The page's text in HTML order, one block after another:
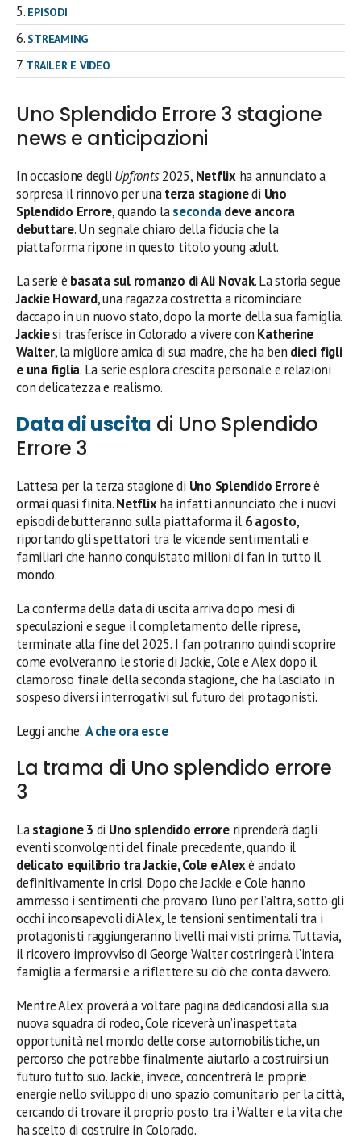
EPISODI
STREAMING
TRAILER E VIDEO
Uno Splendido Errore 3 stagione
news e anticipazioni
In occasione degli Upfronts2025, Netflixha annunciato a
sorpresa il rinnovo per unaterza stagionedi Uno
Splendido Errore, quando lasecondadeve ancora
debuttare. Un segnale chiaro della fiducia che la
piattaforma ripone in questo titolo young adult.
La serie è basata sul romanzo di Ali Novak. La storia segue
Jackie Howard, una ragazza costretta a ricominciare
daccapo in un nuovo stato, dopo la morte della sua famiglia.
Jackiesi trasferisce in Colorado a vivere con Katherine
Walter, la migliore amica di sua madre, che ha ben dieci figli
e una figlia. La serie esplora crescita personale e relazioni
con delicatezza e realismo.
Data di uscita di Uno Splendido
Errore 3
L’attesa per la terza stagione di Uno Splendido Erroreè
ormai quasi finita.Netflixha infatti annunciato che i nuovi
episodi debutteranno sulla piattaforma il 6 agosto,
riportando gli spettatori tra le vicende sentimentali e
familiari che hanno conquistato milioni di fan in tutto il
mondo.
La conferma della data di uscita arriva dopo mesi di
speculazioni e segue il completamento delle riprese,
terminate alla fine del 2025. I fan potranno quindi scoprire
come evolveranno le storie di Jackie, Cole e Alex dopo il
clamoroso finale della seconda stagione, che ha lasciato in
sospeso diversi interrogativi sul futuro dei protagonisti.
Leggi anche: A che ora esce
La trama di Uno splendido errore
3
Lastagione 3 di Uno splendido erroreriprenderà dagli
eventi sconvolgenti del finale precedente, quando il
delicato equilibrio tra Jackie, Cole e Alexè andato
definitivamente in crisi. Dopo che Jackie e Cole hanno
ammesso i sentimenti che provano l’uno per l’altra, sotto gli
occhi inconsapevoli di Alex, le tensioni sentimentali tra i
protagonisti raggiungeranno livelli mai visti prima. Tuttavia,
il ricovero improvviso di George Walter costringerà l’intera
famiglia a fermarsi e a riflettere su ciò che conta davvero.
Mentre Alex proverà a voltare pagina dedicandosi alla sua
nuova squadra di rodeo, Cole riceverà un’inaspettata
opportunità nel mondo delle corse automobilistiche, un
percorso che potrebbe finalmente aiutarlo a costruirsi un
futuro tutto suo. Jackie, invece, concentrerà le proprie
energie nello sviluppo di uno spazio comunitario per la città,
cercando di trovare il proprio posto tra i Walter e la vita che
ha scelto di costruire in Colorado.